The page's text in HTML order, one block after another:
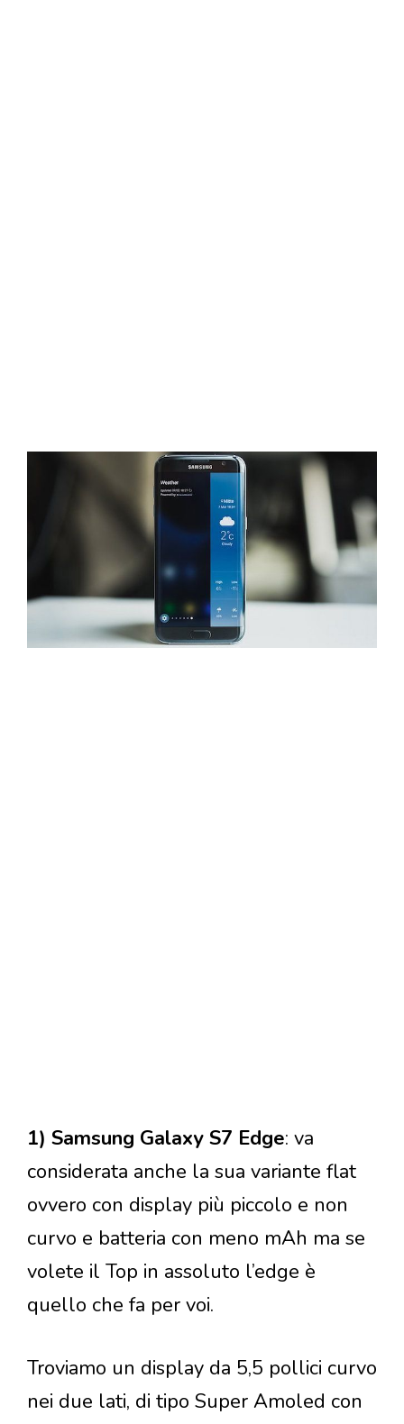
1) Samsung Galaxy S7 Edge: va
considerata anche la sua variante flat
ovvero con display più piccolo e non
curvo e batteria con meno mAh ma se
volete il Top in assoluto l’edge è
quello che fa per voi.
Troviamo un display da 5,5 pollici curvo
nei due lati, di tipo Super Amoled con